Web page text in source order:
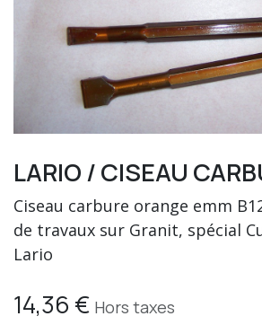
LARIO / CISEAU
Ciseau carbure orange emm
de travaux sur Granit, spécial
Lario
14,36 € Hors taxes